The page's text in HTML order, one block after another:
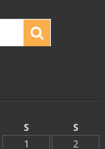
S
S
1
2